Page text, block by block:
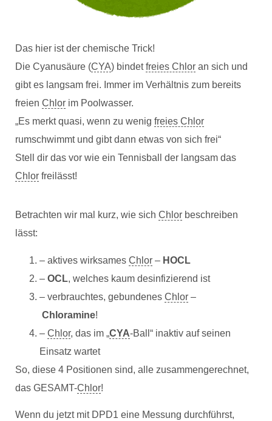
Das hier ist der chemische Trick!
Die Cyanusäure (CYA) bindetfreies Chlor an sich und
gibt es langsam frei. Immer im Verhältnis zum bereits
freien Chlor im Poolwasser.
„Es merkt quasi, wenn zu wenig freies Chlor
rumschwimmt und gibt dann etwas von sich frei“
Stell dir das vor wie ein Tennisball der langsam das
Chlor freilässt!
Betrachten wir mal kurz, wie sich Chlor beschreiben
lässt:
– aktives wirksames Chlor – HOCL
– OCL, welches kaum desinfizierend ist
– verbrauchtes, gebundenes Chlor –
Chloramine!
– Chlor, das im „CYA-Ball“ inaktiv auf seinen
Einsatz wartet
So, diese 4 Positionen sind, alle zusammengerechnet,
das GESAMT-Chlor!
Wenn du jetzt mit DPD1 eine Messung durchführst,